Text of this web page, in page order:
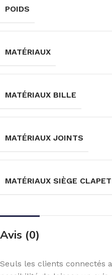
POIDS
MATÉRIAUX
MATÉRIAUX BILLE
MATÉRIAUX JOINTS
MATÉRIAUX SIÈGE CLAPET
Avis (0)
Seuls les clients connectés